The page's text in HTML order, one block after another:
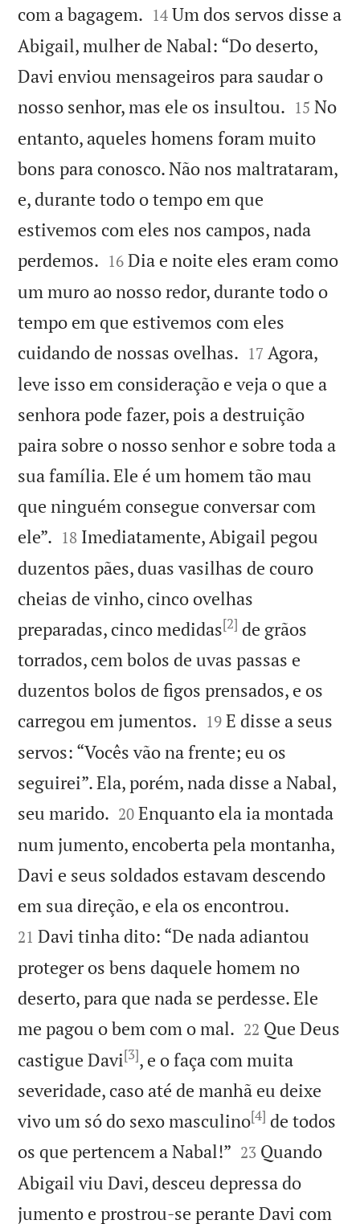
com a bagagem. 

14 Um dos servos disse a
Abigail, mulher de Nabal: “Do deserto,
Davi enviou mensageiros para saudar o
nosso senhor, mas ele os insultou. 

15 No
entanto, aqueles homens foram muito
bons para conosco. Não nos maltrataram,
e, durante todo o tempo em que
estivemos com eles nos campos, nada
perdemos. 

16 Dia e noite eles eram como
um muro ao nosso redor, durante todo o
tempo em que estivemos com eles
cuidando de nossas ovelhas. 

17 Agora,
leve isso em consideração e veja o que a
senhora pode fazer, pois a destruição
paira sobre o nosso senhor e sobre toda a
sua família. Ele é um homem tão mau
que ninguém consegue conversar com
ele”. 

18 Imediatamente, Abigail pegou
duzentos pães, duas vasilhas de couro
cheias de vinho, cinco ovelhas
preparadas, cinco medidas[2] de grãos
torrados, cem bolos de uvas passas e
duzentos bolos de figos prensados, e os
carregou em jumentos. 

19 E disse a seus
servos: “Vocês vão na frente; eu os
seguirei”. Ela, porém, nada disse a Nabal,
seu marido. 

20 Enquanto ela ia montada
num jumento, encoberta pela montanha,
Davi e seus soldados estavam descendo
em sua direção, e ela os encontrou.
21 Davi tinha dito: “De nada adiantou
proteger os bens daquele homem no
deserto, para que nada se perdesse. Ele
me pagou o bem com o mal. 

22 Que Deus
castigue Davi[3], e o faça com muita
severidade, caso até de manhã eu deixe
vivo um só do sexo masculino[4] de todos
os que pertencem a Nabal!” 

23 Quando
Abigail viu Davi, desceu depressa do
jumento e prostrou-se perante Davi com